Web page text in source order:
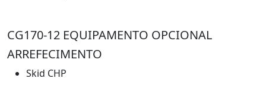
CG170-12 EQUIPAMENTO OPCIONAL
ARREFECIMENTO
Skid CHP